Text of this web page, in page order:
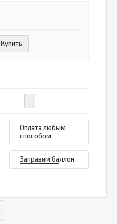
Купить
Оплата любым
способом
Заправим баллон